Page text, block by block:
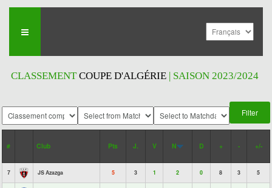
CLASSEMENTCOUPE D'ALGÉRIE | SAISON 2023/2024
# Club Pts J. V N D + - +/-
7 JS Azazga 5 3 1 2 0 8 3 5